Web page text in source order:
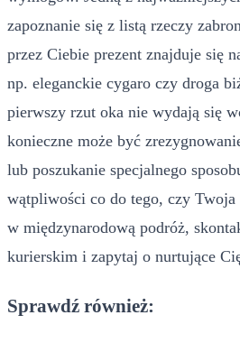
zapoznanie się z listą rzeczy
przez Ciebie prezent znajduje się
np. eleganckie cygaro czy droga
pierwszy rzut oka nie wydają się
konieczne może być
lub poszukanie specjalnego
wątpliwości co do tego, czy Twoja
w międzynarodową podróż,
kurierskim i zapytaj o nurtujące
Sprawdź również: